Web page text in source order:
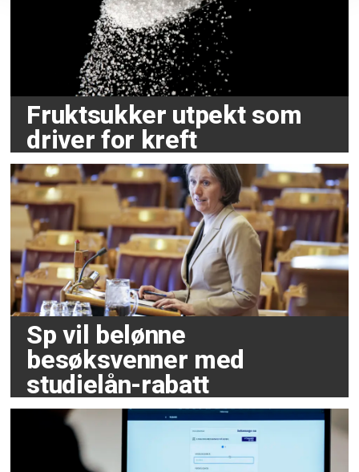
Fruktsukker utpekt som
driver for kreft
Sp vil belønne
besøksvenner med
studielån-rabatt